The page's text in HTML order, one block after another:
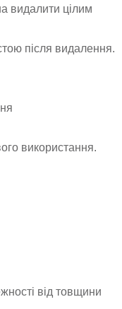
видалити цілим
після видалення.
використання.
від товщини